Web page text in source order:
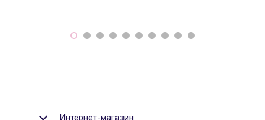
Интернет-магазин